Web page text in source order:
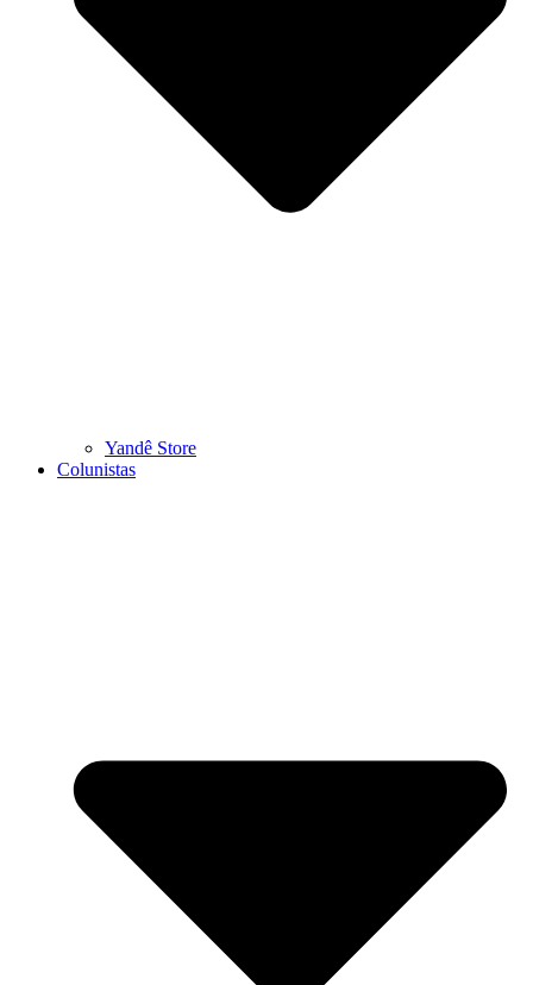
Yandê Store
Colunistas